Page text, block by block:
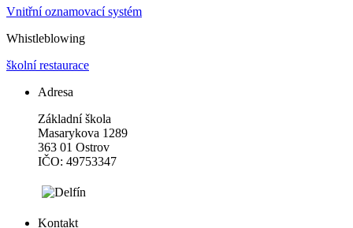
Vnitřní oznamovací systém
Whistleblowing
školní restaurace
Adresa
Základní škola
Masarykova 1289
363 01 Ostrov
IČO: 49753347
Kontakt